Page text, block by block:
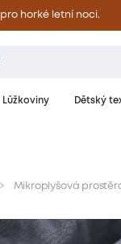
horké letní noci.
Lůžkoviny Dětský
produktu
Mikroplyšová